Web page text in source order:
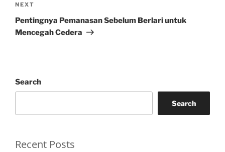
Next
Post
NEXT
Pentingnya Pemanasan Sebelum Berlari untuk
Mencegah Cedera
Search
Search
Recent Posts